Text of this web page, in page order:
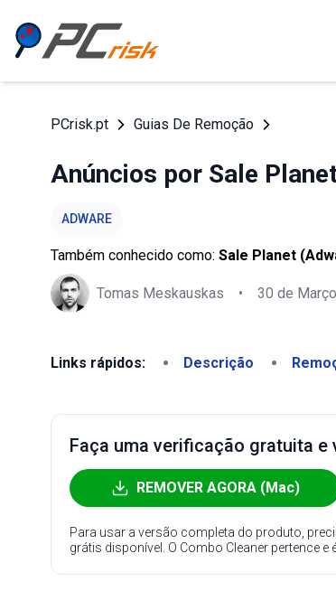
PCrisk.pt Guias De Remoção
Anúncios por Sale
ADWARE
Também conhecido como: Sale Planet
Tomas Meskauskas • 30 de
Links rápidos: Descrição
Faça uma verificação gratuita
REMOVER AGORA (Mac)
Para usar a versão completa do produto,
grátis disponível. O Combo Cleaner pertence e